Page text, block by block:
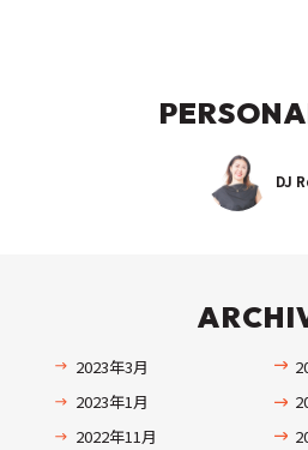
DJ
2023年3月
2023年1月
2022年11月